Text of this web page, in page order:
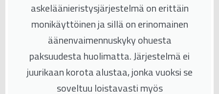
askeläänieristysjärjestelmä on erittäin
monikäyttöinen ja sillä on erinomainen
äänenvaimennuskyky ohuesta
paksuudesta huolimatta. Järjestelmä ei
juurikaan korota alustaa, jonka vuoksi se
soveltuu loistavasti myös